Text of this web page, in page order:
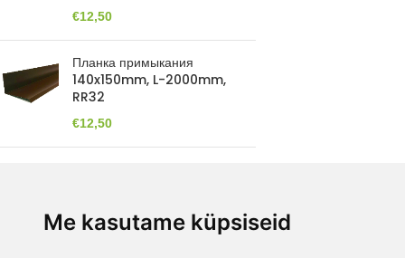
Me kasutame küpsiseid
€12,50
Планка примыкания
140x150mm, L-2000mm,
RR32
€12,50
13,50
ECOPOOD.EE